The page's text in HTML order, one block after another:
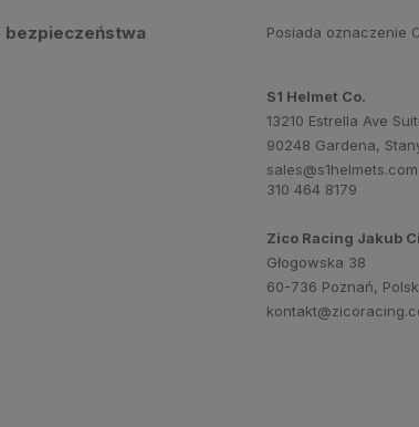
Posiada oznaczenie
S1 Helmet Co.
13210 Estrella Ave
90248 Gardena,
sales@s1helmets.com
310 464 8179
Zico Racing Jakub
Głogowska 38
60-736 Poznań,